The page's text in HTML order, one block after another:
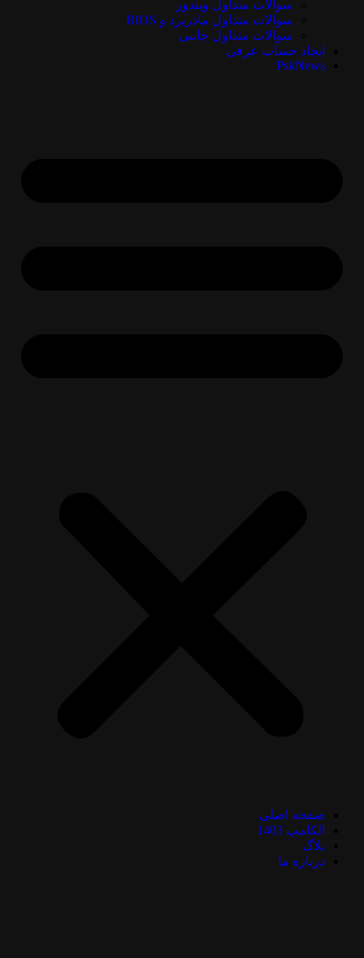
سوالات متداول ویندوز
سوالات متداول مادربرد و BIOS
سوالات متداول جانبی
ایجاد حساب عرفی
PskNews
صفحه اصلی
الکامپ 1403
بلاگ
درباره ما